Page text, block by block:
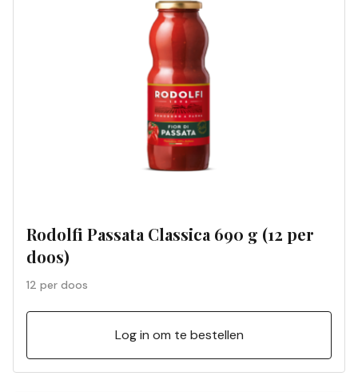
Rodolfi Passata Classica 690 g (12 per
doos)
12 per doos
Log in om te bestellen